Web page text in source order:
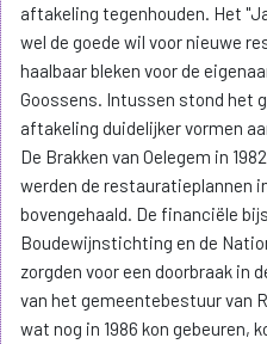
aftakeling tegenhouden. Het
wel de goede wil voor nieuwe
haalbaar bleken voor de
Goossens. Intussen stond het
aftakeling duidelijker vormen
De Brakken van Oelegem in
werden de restauratieplannen
bovengehaald. De financiële
Boudewijnstichting en de
zorgden voor een doorbraak in
van het gemeentebestuur van
wat nog in 1986 kon gebeuren,